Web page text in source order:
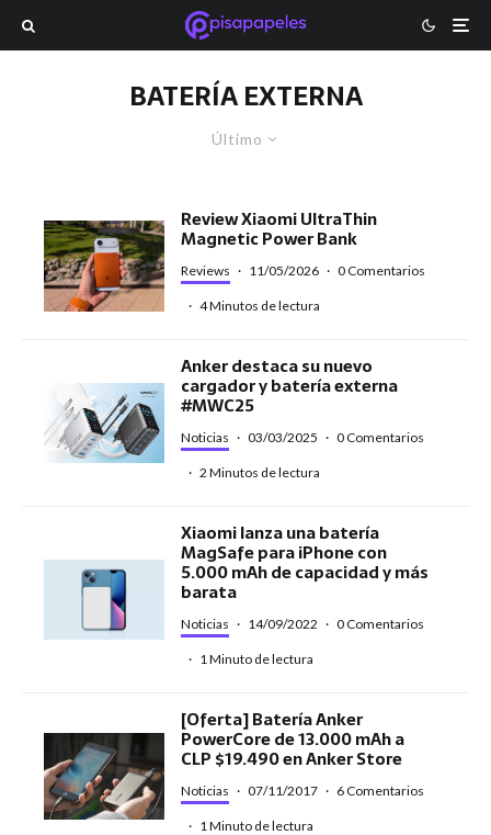
BATERÍA EXTERNA
Último
Review Xiaomi UltraThin
Magnetic Power Bank
Reviews · 11/05/2026 · 0 Comentarios
· 4 Minutos de lectura
Anker destaca su nuevo
cargador y batería externa
#MWC25
Noticias · 03/03/2025 · 0 Comentarios
· 2 Minutos de lectura
Xiaomi lanza una batería
MagSafe para iPhone con
5.000 mAh de capacidad y más
barata
Noticias · 14/09/2022 · 0 Comentarios
· 1 Minuto de lectura
[Oferta] Batería Anker
PowerCore de 13.000 mAh a
CLP $19.490 en Anker Store
Noticias · 07/11/2017 · 6 Comentarios
· 1 Minuto de lectura